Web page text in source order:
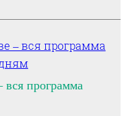
программа